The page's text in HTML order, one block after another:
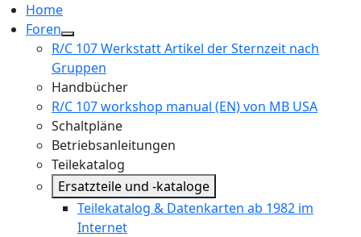
Home
Foren
R/C 107 Werkstatt Artikel der Sternzeit nach
Gruppen
Handbücher
R/C 107 workshop manual (EN) von MB USA
Schaltpläne
Betriebsanleitungen
Teilekatalog
Ersatzteile und -kataloge
Teilekatalog & Datenkarten ab 1982 im
Internet